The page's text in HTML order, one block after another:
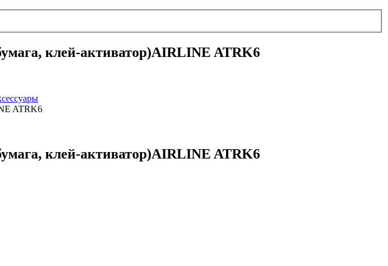
клей-активатор)AIRLINE ATRK6
ATRK6
клей-активатор)AIRLINE ATRK6